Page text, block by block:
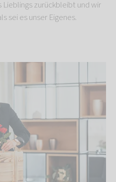
Lieblings zurückbleibt und wir
sei es unser Eigenes.